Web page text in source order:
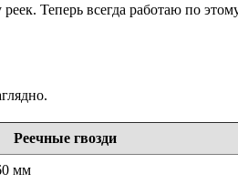
Теперь всегда работаю по
Реечные гвозди
мм